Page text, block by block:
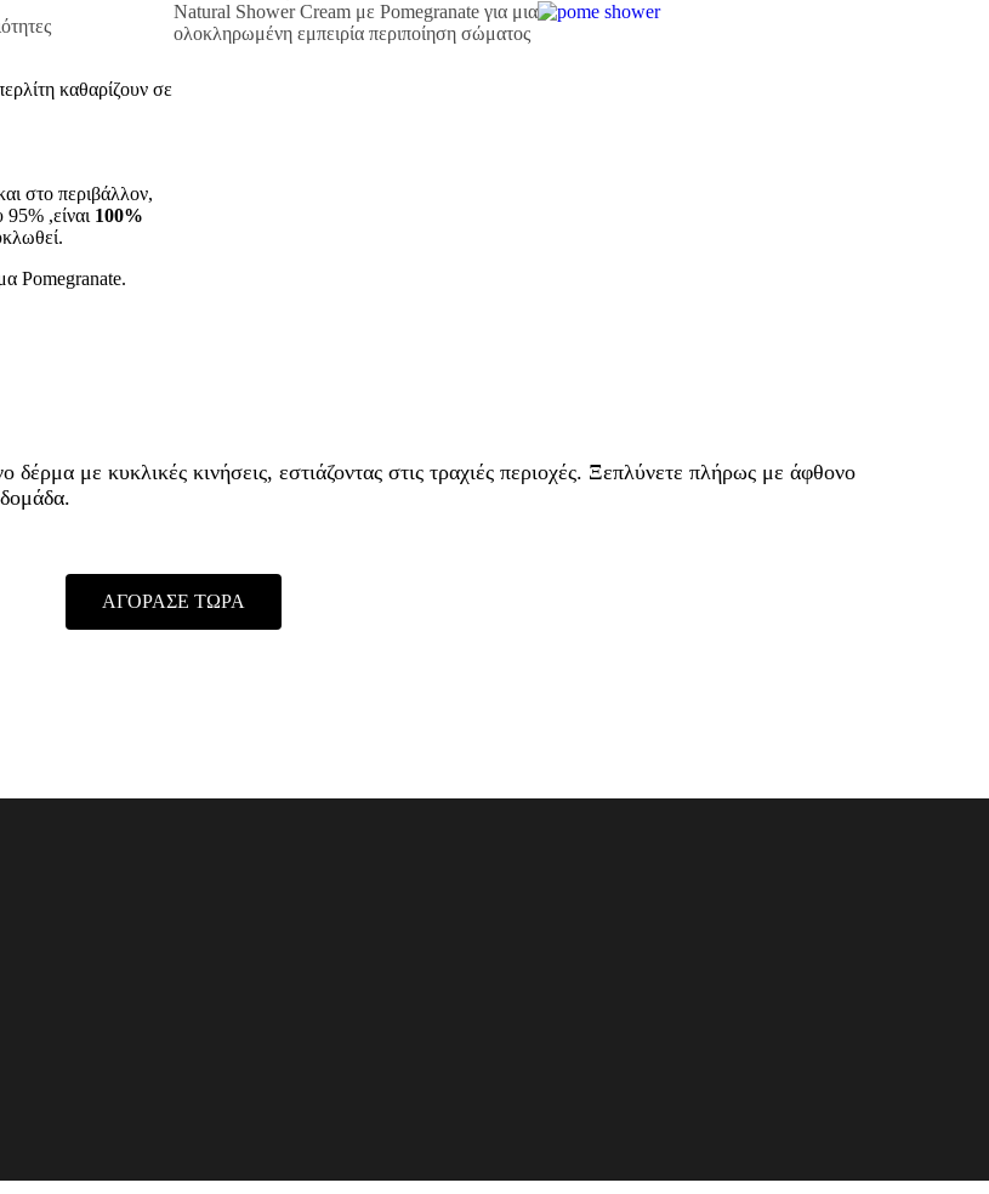
καθαρίζουν σε
στο περιβάλλον,
,είναι 100%
Pomegranate.
Natural Shower Cream με Pomegranate για μια
ολοκληρωμένη εμπειρία περιποίηση σώματος
με κυκλικές κινήσεις, εστιάζοντας στις τραχιές περιοχές. Ξεπλύνετε πλήρως με άφθονο
ΑΓΟΡΑΣΕ ΤΩΡΑ